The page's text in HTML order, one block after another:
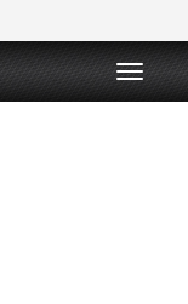
T
o
g